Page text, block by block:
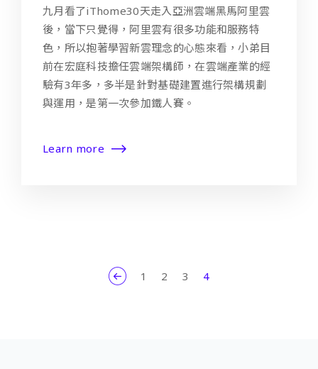
九月看了iThome30天走入亞洲雲端黑馬阿里雲
後，當下只覺得，阿里雲有很多功能和服務特
色，所以抱著學習新雲理念的心態來看，小弟目
前在宏庭科技擔任雲端架構師，在雲端產業的經
驗有3年多，多半是針對基礎建置進行架構規劃
與運用，是第一次參加鐵人賽。
Learn more
1 2 3 4